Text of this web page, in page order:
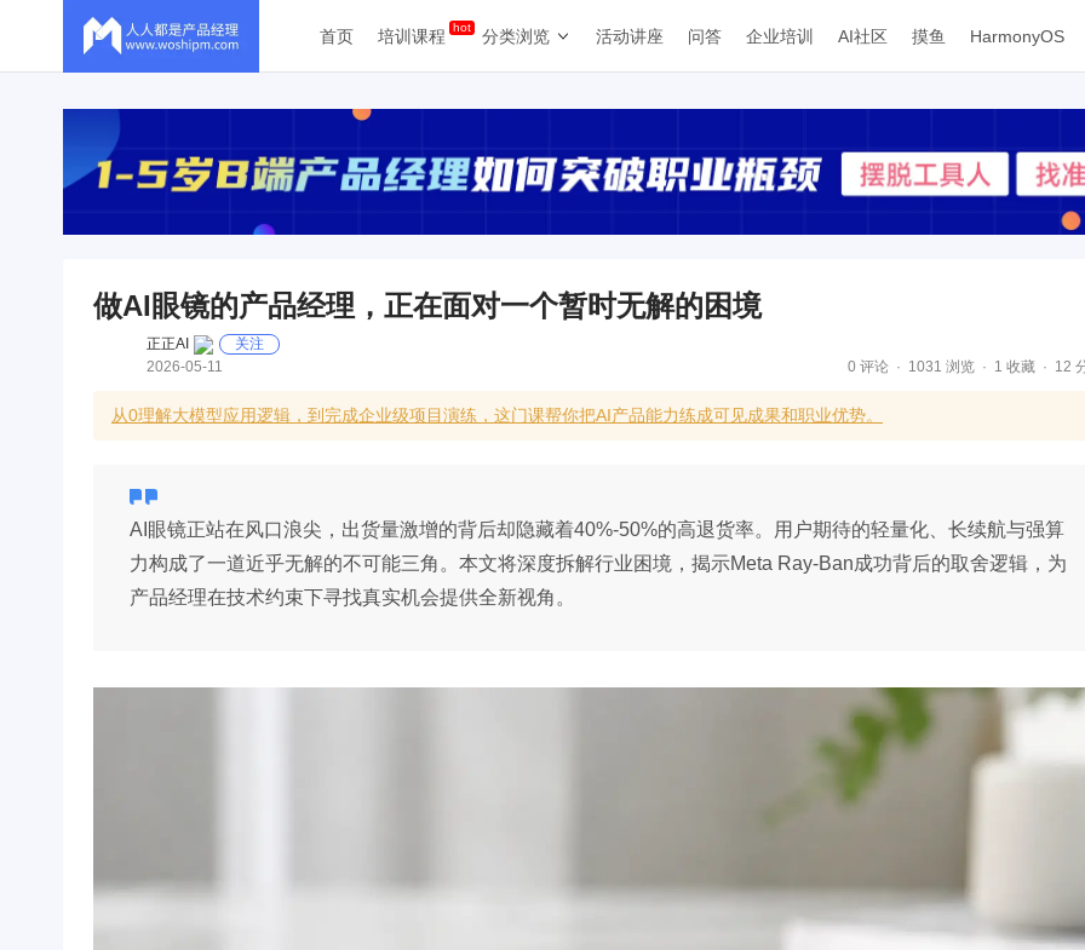
首页 培训课程 分类浏览 活动讲座 问答 企业培训 AI社区 摸鱼 HarmonyOS
做AI眼镜的产品经理，正在面对一个暂时无解的困境
正正AI
关注
2026-05-11
0 评论 1031 浏览 1 收藏 12
从0理解大模型应用逻辑，到完成企业级项目演练，这门课帮你把AI产品能力练成可见成果和职业优势。
AI眼镜正站在风口浪尖，出货量激增的背后却隐藏着40%-50%的高退货率。用户期待的轻量化、长续航与强算
力构成了一道近乎无解的不可能三角。本文将深度拆解行业困境，揭示Meta Ray-Ban成功背后的取舍逻辑，为
产品经理在技术约束下寻找真实机会提供全新视角。